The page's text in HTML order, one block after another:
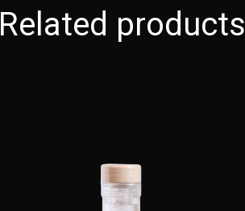
Related products